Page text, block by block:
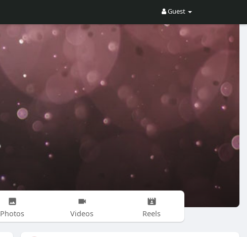
Guest
Photos Videos Reels